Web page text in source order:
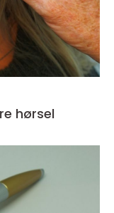
hørsel